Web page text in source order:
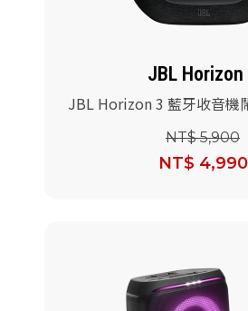
JBL Horizon
JBL Horizon 3 藍牙收音機
NT$ 5,900
NT$ 4,990